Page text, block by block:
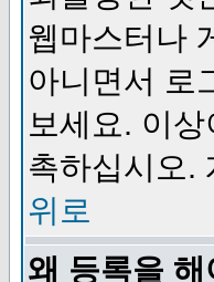
웹마스터나
아니면서 로
보세요. 이
촉하십시오.
위로
왜 등록을